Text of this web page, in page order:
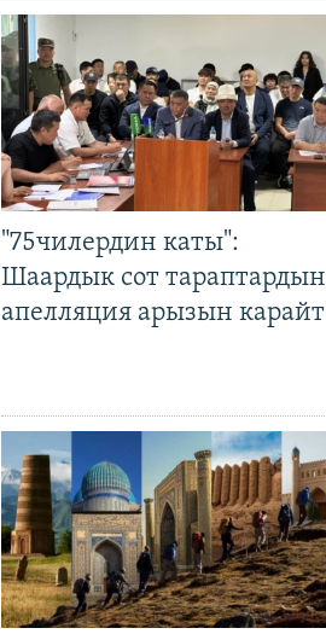
"75чилердин каты":
Шаардык сот тараптардын
апелляция арызын карайт